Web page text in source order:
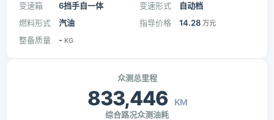
变速箱
6挡手自一体 变速形式
自动档
燃料形式
汽油 指导价格 14.28 万元
整备质量 - KG
众测总里程
833,446 KM
综合路况众测油耗